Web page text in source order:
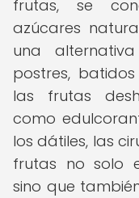
frutas, se
azúcares
una
postres,
las frutas
como
los dátiles, las
frutas no solo
sino que